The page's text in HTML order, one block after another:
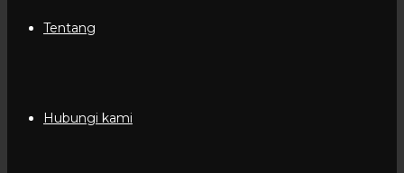
Tentang
Hubungi kami